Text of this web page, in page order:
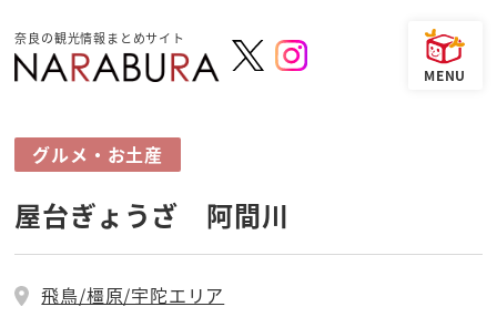
奈良の観光情報まとめサイト
グルメ・お土産
屋台ぎょうざ 阿間川
飛鳥/橿原/宇陀エリア